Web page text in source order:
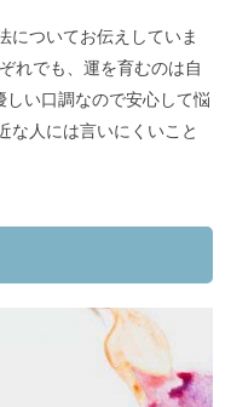
についてお伝えしていま
れでも、運を育むのは自
い口調なので安心して悩
な人には言いにくいこと